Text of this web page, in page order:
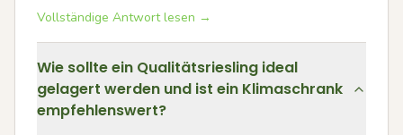
Vollständige Antwort lesen →
Wie sollte ein Qualitätsriesling ideal
gelagert werden und ist ein Klimaschrank
empfehlenswert?